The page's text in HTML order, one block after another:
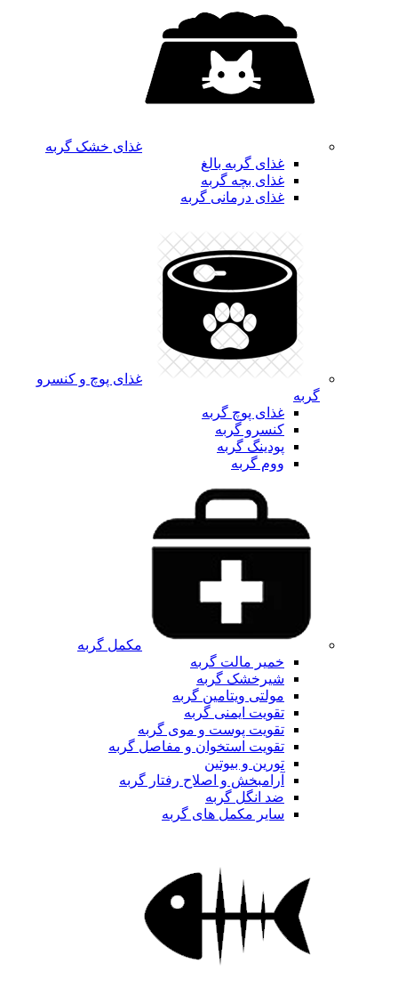
غذای خشک گربه
غذای گربه بالغ
غذای بچه گربه
غذای درمانی گربه
غذای پوچ و کنسرو
گربه
غذای پوچ گربه
کنسرو گربه
پودینگ گربه
ووم گربه
مکمل گربه
خمیر مالت گربه
شیرخشک گربه
مولتی ویتامین گربه
تقویت ایمنی گربه
تقویت پوست و موی گربه
تقویت استخوان و مفاصل گربه
تورین و بیوتین
آرامبخش و اصلاح رفتار گربه
ضد انگل گربه
سایر مکمل های گربه